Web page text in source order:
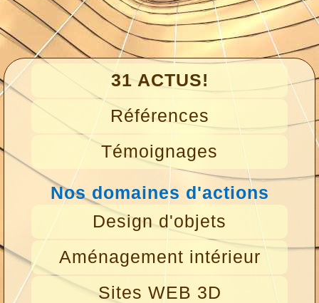
31 ACTUS!
Références
Témoignages
Nos domaines d'actions
Design d'objets
Aménagement intérieur
Sites WEB 3D